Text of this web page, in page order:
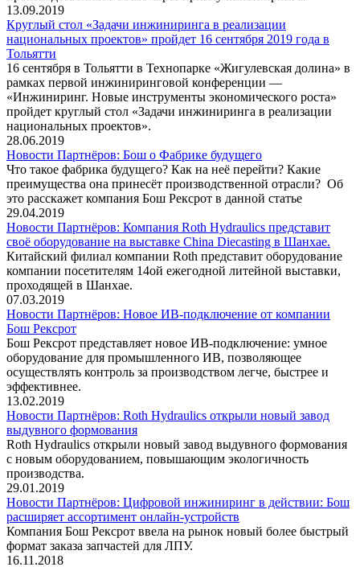
13.09.2019
Круглый стол «Задачи инжиниринга в реализации
национальных проектов» пройдет 16 сентября 2019 года в
Тольятти
16 сентября в Тольятти в Технопарке «Жигулевская долина» в
рамках первой инжиниринговой конференции —
«Инжиниринг. Новые инструменты экономического роста»
пройдет круглый стол «Задачи инжиниринга в реализации
национальных проектов».
28.06.2019
Новости Партнёров: Бош о Фабрике будущего
Что такое фабрика будущего? Как на неё перейти? Какие
преимущества она принесёт производственной отрасли? Об
это расскажет компания Бош Рексрот в данной статье
29.04.2019
Новости Партнёров: Компания Roth Hydraulics представит
своё оборудование на выставке China Diecasting в Шанхае.
Китайский филиал компании Roth представит оборудование
компании посетителям 14ой ежегодной литейной выставки,
проходящей в Шанхае.
07.03.2019
Новости Партнёров: Новое ИВ-подключение от компании
Бош Рексрот
Бош Рексрот представляет новое ИВ-подключение: умное
оборудование для промышленного ИВ, позволяющее
осуществлять контроль за производством легче, быстрее и
эффективнее.
13.02.2019
Новости Партнёров: Roth Hydraulics открыли новый завод
выдувного формования
Roth Hydraulics открыли новый завод выдувного формования
с новым оборудованием, повышающим экологичность
производства.
29.01.2019
Новости Партнёров: Цифровой инжиниринг в действии: Бош
расширяет ассортимент онлайн-устройств
Компания Бош Рексрот ввела на рынок новый более быстрый
формат заказа запчастей для ЛПУ.
16.11.2018